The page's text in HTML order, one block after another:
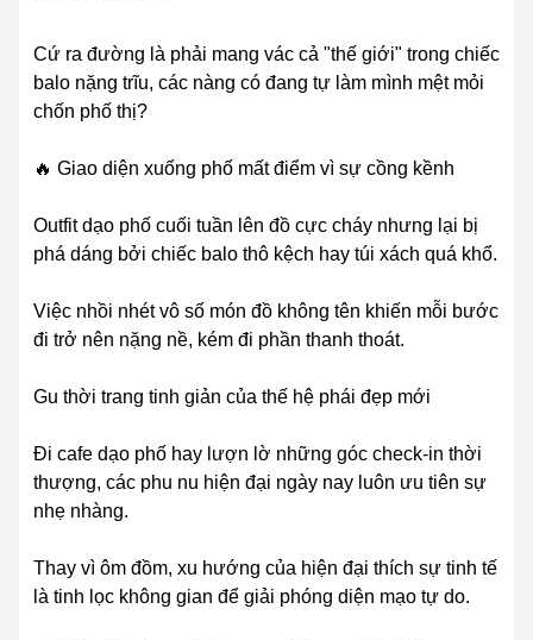
Cứ ra đường là phải mang vác cả "thế giới" trong chiếc
balo nặng trĩu, các nàng có đang tự làm mình mệt mỏi
chốn phố thị?
🔥 Giao diện xuống phố mất điểm vì sự cồng kềnh
Outfit dạo phố cuối tuần lên đồ cực cháy nhưng lại bị
phá dáng bởi chiếc balo thô kệch hay túi xách quá khổ.
Việc nhồi nhét vô số món đồ không tên khiến mỗi bước
đi trở nên nặng nề, kém đi phần thanh thoát.
Gu thời trang tinh giản của thế hệ phái đẹp mới
Đi cafe dạo phố hay lượn lờ những góc check-in thời
thượng, các phu nu hiện đại ngày nay luôn ưu tiên sự
nhẹ nhàng.
Thay vì ôm đồm, xu hướng của hiện đại thích sự tinh tế
là tinh lọc không gian để giải phóng diện mạo tự do.